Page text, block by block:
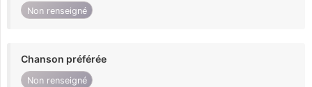
Non renseigné
Chanson préférée
Non renseigné